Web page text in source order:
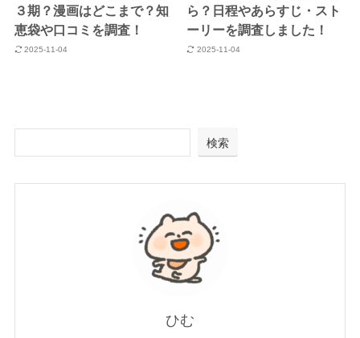
３期？漫画はどこまで？知
恵袋や口コミを調査！
2025-11-04
ら？日程やあらすじ・スト
ーリーを調査しました！
2025-11-04
検索
ひむ